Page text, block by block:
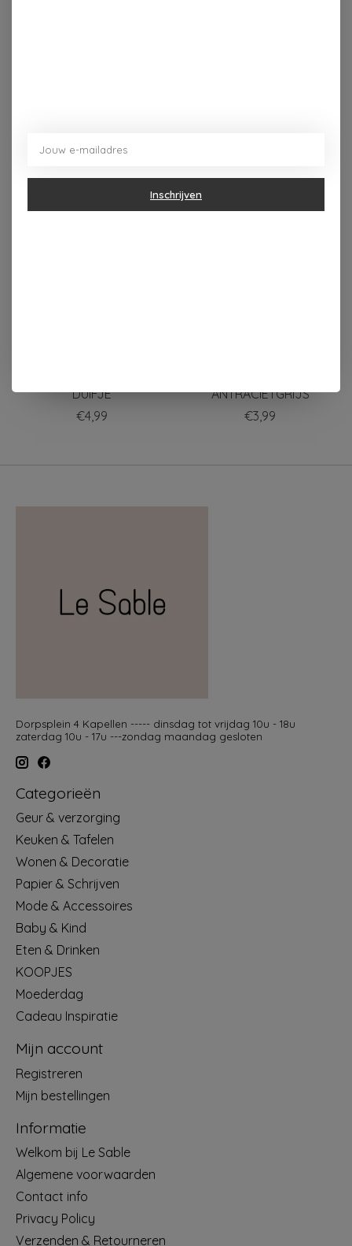
Dit vind je misschien ook leuk
Items van productcarrousel
DUIFJE
€4,99
ANTRACIETGRIJS
€3,99
Dorpsplein 4 Kapellen ----- dinsdag tot vrijdag 10u - 18u
zaterdag 10u - 17u ---zondag maandag gesloten
Categorieën
Geur & verzorging
Keuken & Tafelen
Wonen & Decoratie
Papier & Schrijven
Mode & Accessoires
Baby & Kind
Eten & Drinken
KOOPJES
Moederdag
Cadeau Inspiratie
Mijn account
Registreren
Mijn bestellingen
Informatie
Welkom bij Le Sable
Algemene voorwaarden
Contact info
Privacy Policy
Verzenden & Retourneren
Inschrijven